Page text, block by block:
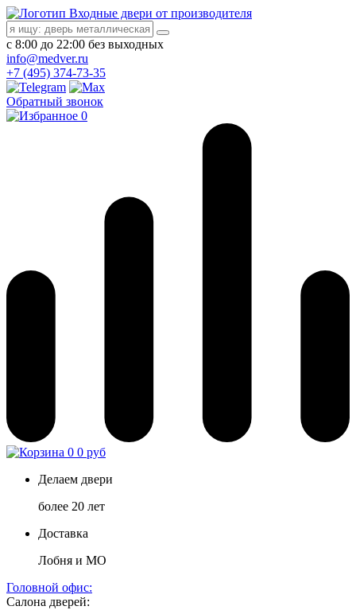
Входные двери от производителя
с 8:00 до 22:00 без выходных
info@medver.ru
+7 (495) 374-73-35
Обратный звонок
0
0 0 руб
Делаем двери
более 20 лет
Доставка
Лобня и МО
Головной офис:
Салона дверей: